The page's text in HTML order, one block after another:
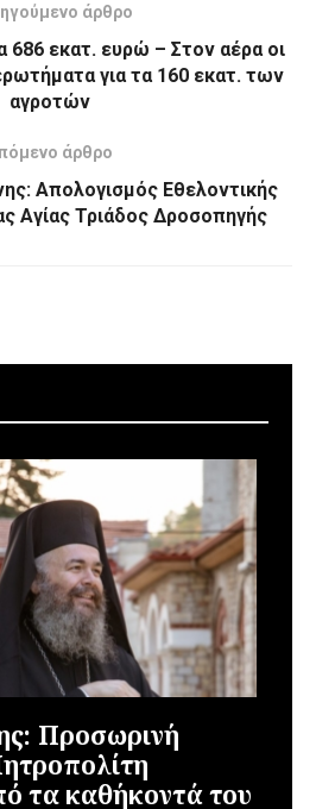
άρθρο
686 εκατ. ευρώ – Στον αέρα οι
για τα 160 εκατ. των
αγροτών
άρθρο
Απολογισμός Εθελοντικής
Αγίας Τριάδος Δροσοπηγής
Προσωρινή
τα καθήκοντά του